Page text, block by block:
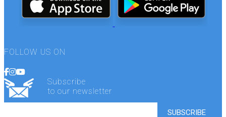
FOLLOW US ON
Subscribe
to our newsletter